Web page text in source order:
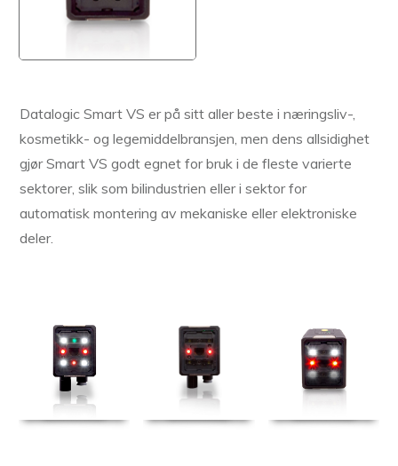
Datalogic Smart VS er på sitt aller beste i næringsliv-,
kosmetikk- og legemiddelbransjen, men dens allsidighet
gjør Smart VS godt egnet for bruk i de fleste varierte
sektorer, slik som bilindustrien eller i sektor for
automatisk montering av mekaniske eller elektroniske
deler.